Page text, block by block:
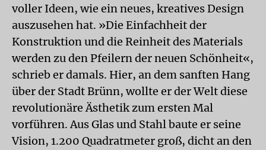
voller Ideen, wie ein neues, kreatives Design
auszusehen hat. »Die Einfachheit der
Konstruktion und die Reinheit des Materials
werden zu den Pfeilern der neuen Schönheit«,
schrieb er damals. Hier, an dem sanften Hang
über der Stadt Brünn, wollte er der Welt diese
revolutionäre Ästhetik zum ersten Mal
vorführen. Aus Glas und Stahl baute er seine
Vision, 1.200 Quadratmeter groß, dicht an den